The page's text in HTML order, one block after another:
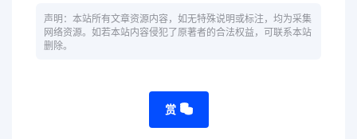
声明：本站所有文章资源内容，如无特殊说明或标注，均为采集
网络资源。如若本站内容侵犯了原著者的合法权益，可联系本站
删除。
赏